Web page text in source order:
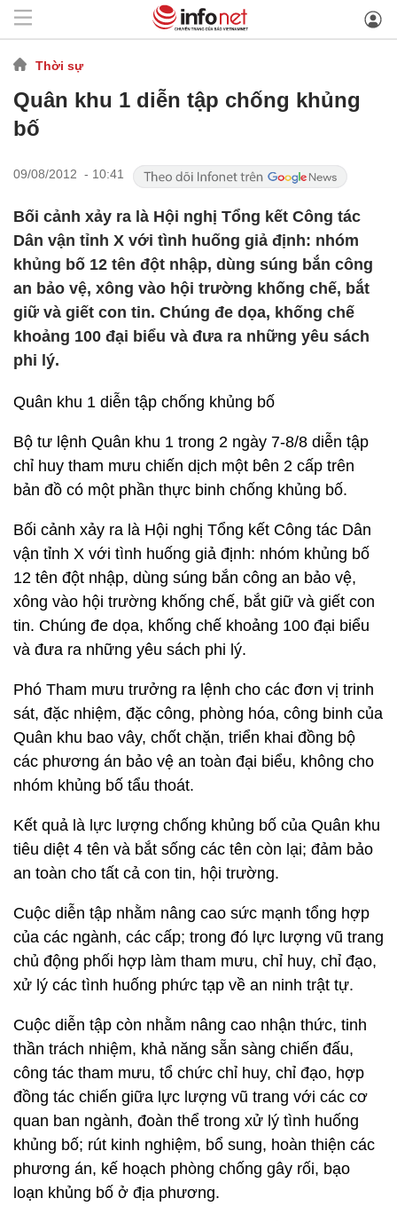
Thời sự
Quân khu 1 diễn tập chống khủng
bố
09/08/2012 - 10:41
Bối cảnh xảy ra là Hội nghị Tổng kết Công tác
Dân vận tỉnh X với tình huống giả định: nhóm
khủng bố 12 tên đột nhập, dùng súng bắn công
an bảo vệ, xông vào hội trường khống chế, bắt
giữ và giết con tin. Chúng đe dọa, khống chế
khoảng 100 đại biểu và đưa ra những yêu sách
phi lý.
Quân khu 1 diễn tập chống khủng bố
Bộ tư lệnh Quân khu 1 trong 2 ngày 7-8/8 diễn tập
chỉ huy tham mưu chiến dịch một bên 2 cấp trên
bản đồ có một phần thực binh chống khủng bố.
Bối cảnh xảy ra là Hội nghị Tổng kết Công tác Dân
vận tỉnh X với tình huống giả định: nhóm khủng bố
12 tên đột nhập, dùng súng bắn công an bảo vệ,
xông vào hội trường khống chế, bắt giữ và giết con
tin. Chúng đe dọa, khống chế khoảng 100 đại biểu
và đưa ra những yêu sách phi lý.
Phó Tham mưu trưởng ra lệnh cho các đơn vị trinh
sát, đặc nhiệm, đặc công, phòng hóa, công binh của
Quân khu bao vây, chốt chặn, triển khai đồng bộ
các phương án bảo vệ an toàn đại biểu, không cho
nhóm khủng bố tẩu thoát.
Kết quả là lực lượng chống khủng bố của Quân khu
tiêu diệt 4 tên và bắt sống các tên còn lại; đảm bảo
an toàn cho tất cả con tin, hội trường.
Cuộc diễn tập nhằm nâng cao sức mạnh tổng hợp
của các ngành, các cấp; trong đó lực lượng vũ trang
chủ động phối hợp làm tham mưu, chỉ huy, chỉ đạo,
xử lý các tình huống phức tạp về an ninh trật tự.
Cuộc diễn tập còn nhằm nâng cao nhận thức, tinh
thần trách nhiệm, khả năng sẵn sàng chiến đấu,
công tác tham mưu, tổ chức chỉ huy, chỉ đạo, hợp
đồng tác chiến giữa lực lượng vũ trang với các cơ
quan ban ngành, đoàn thể trong xử lý tình huống
khủng bố; rút kinh nghiệm, bổ sung, hoàn thiện các
phương án, kế hoạch phòng chống gây rối, bạo
loạn khủng bố ở địa phương.